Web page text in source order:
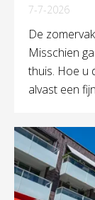
7-7-2026
De
Misschien
thuis. Hoe u
alvast een